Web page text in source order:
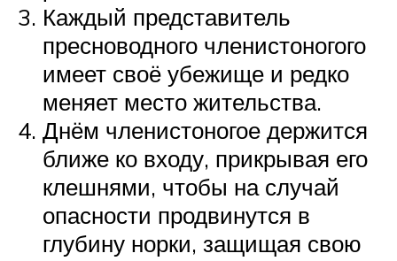
Каждый представитель
пресноводного членистоногого
имеет своё убежище и редко
меняет место жительства.
Днём членистоногое держится
ближе ко входу, прикрывая его
клешнями, чтобы на случай
опасности продвинутся в
глубину норки, защищая свою